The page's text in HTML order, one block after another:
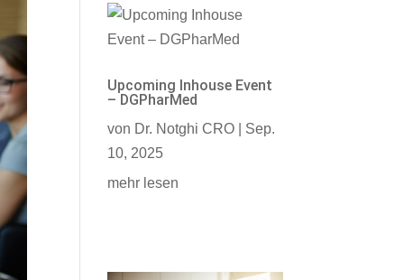
Upcoming Inhouse Event
– DGPharMed
von Dr. Notghi CRO
Sep.
10, 2025
mehr lesen